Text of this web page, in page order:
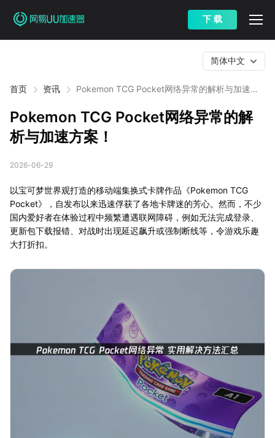
下 载
首页 资讯
Pokemon TCG Pocket网络异常的解析与加速方
简体中文
Pokemon TCG Pocket网络异常的解
析与加速方案！
2026-06-29
以宝可梦世界观打造的移动端集换式卡牌作品《Pokemon TCG
Pocket》，自发布以来迅速俘获了各地卡牌迷的芳心。然而，不少
国内爱好者在体验过程中频繁遭遇联网障碍，例如无法完成登录、
更新包下载报错、对战时出现延迟飙升或强制断线等，令游戏乐趣
大打折扣。